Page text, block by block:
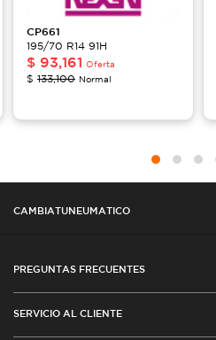
CP661
195/70 R14 91H
$ 93,161 Oferta
$ 133,100 Normal
CAMBIATUNEUMATICO
PREGUNTAS FRECUENTES
MEDIOS DE PAGO
SERVICIO AL CLIENTE